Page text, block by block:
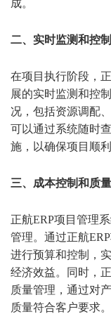
成。
二、实时监测和控制
在项目执行阶段，
展的实时监测和控
况，包括资源调配
可以通过系统随时
施，以确保项目顺利
三、成本控制和质
正航ERP项目管理
管理。通过正航
进行预算和控制，
经济效益。同时，
质量管理，通过对
质量符合客户要求。